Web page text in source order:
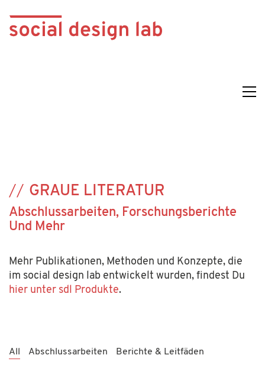
GRAUE LITERATUR
Abschlussarbeiten, Forschungsberichte
Und Mehr
Mehr Publikationen, Methoden und Konzepte, die
im social design lab entwickelt wurden, findest Du
hier unter sdl Produkte.
All Abschlussarbeiten Berichte & Leitfäden